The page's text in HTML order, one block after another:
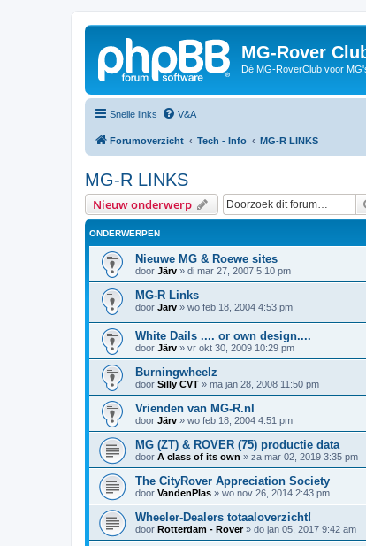
MG-Rover
Dé MG-RoverClub voor
Snelle links V&A
Forumoverzicht Tech - Info MG-R LINKS
MG-R LINKS
Nieuw onderwerp
ONDERWERPEN
Nieuwe MG & Roewe sites
door Järv » di mar 27, 2007 5:10 pm
MG-R Links
door Järv » wo feb 18, 2004 4:53 pm
White Dails .... or own design....
door Järv » vr okt 30, 2009 10:29 pm
Burningwheelz
door Silly CVT » ma jan 28, 2008 11:50 pm
Vrienden van MG-R.nl
door Järv » wo feb 18, 2004 4:51 pm
MG (ZT) & ROVER (75) productie data
door A class of its own » za mar 02, 2019 3:35 pm
The CityRover Appreciation Society
door VandenPlas » wo nov 26, 2014 2:43 pm
Wheeler-Dealers totaaloverzicht!
door Rotterdam - Rover» do jan 05, 2017 9:42 am